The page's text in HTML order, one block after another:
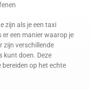
zijn als je een taxi
een manier waarop je
zijn verschillende
kunt doen. Deze
op het echte